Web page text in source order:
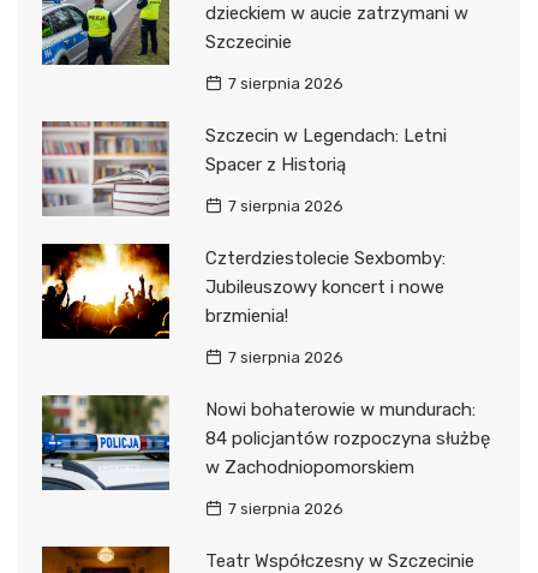
dzieckiem w aucie zatrzymani w
Szczecinie
7 sierpnia 2026
Szczecin w Legendach: Letni
Spacer z Historią
7 sierpnia 2026
Czterdziestolecie Sexbomby:
Jubileuszowy koncert i nowe
brzmienia!
7 sierpnia 2026
Nowi bohaterowie w mundurach:
84 policjantów rozpoczyna służbę
w Zachodniopomorskiem
7 sierpnia 2026
Teatr Współczesny w Szczecinie